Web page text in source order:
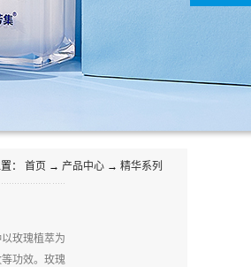
： 首页 → 产品中心 → 精华系列
玫瑰植萃为
功效。玫瑰